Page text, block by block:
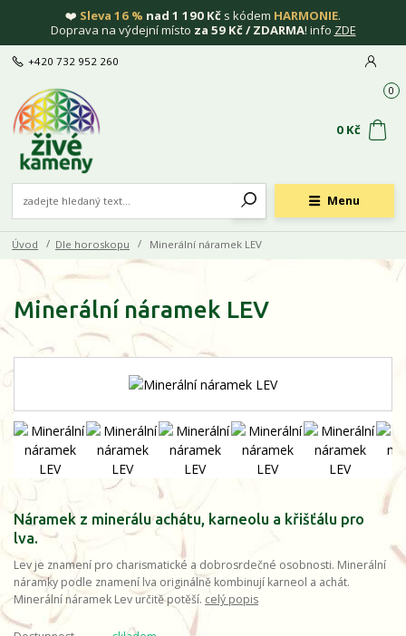
❤️ Sleva 16 % nad 1 190 Kč s kódem HARMONIE.
Doprava na výdejní místo za 59 Kč / ZDARMA! info ZDE
Menu
+420 732 952 260
0
0 Kč
Úvod Dle horoskopu Minerální náramek LEV
Minerální náramek LEV
Náramek z minerálu achátu, karneolu a křišťálu pro
lva.
Lev je znamení pro charismatické a dobrosrdečné osobnosti. Minerální
náramky podle znamení lva originálně kombinují karneol a achát.
Minerální náramek Lev určitě potěší. celý popis